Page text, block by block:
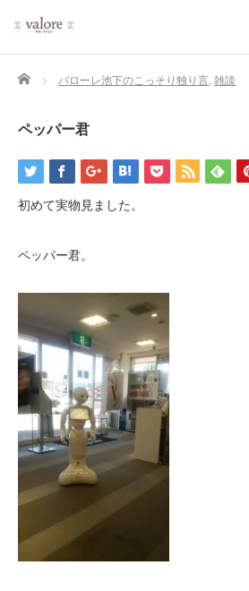
Home バローレ池下のこっそり独り言, 雑談
ペッパー君
初めて実物見ました。
ペッパー君。